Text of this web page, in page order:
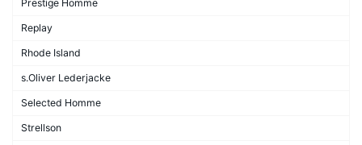
Prestige Homme
Replay
Rhode Island
s.Oliver Lederjacke
Selected Homme
Strellson